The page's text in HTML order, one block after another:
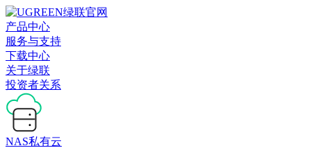
产品中心
服务与支持
下载中心
关于绿联
投资者关系
NAS私有云